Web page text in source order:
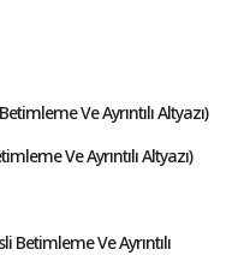
Ve Ayrıntılı Altyazı)
Ve Ayrıntılı Altyazı)
Betimleme Ve Ayrıntılı